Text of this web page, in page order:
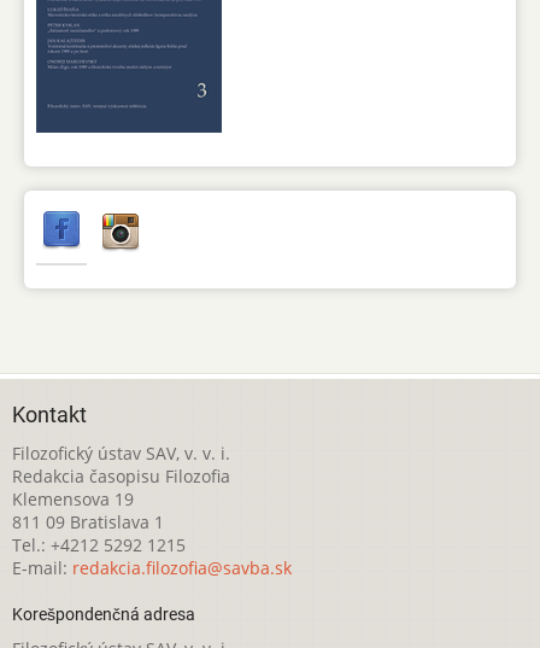
Kontakt
Filozofický ústav SAV, v. v. i.
Redakcia časopisu Filozofia
Klemensova 19
811 09 Bratislava 1
Tel.: +4212 5292 1215
E-mail: redakcia.filozofia@savba.sk
Korešpondenčná adresa